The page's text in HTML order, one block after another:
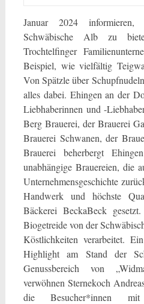
Januar 2024 informieren,
Schwäbische Alb zu
Trochtelfinger
Beispiel, wie vielfältig
Von Spätzle über
alles dabei. Ehingen an der
Liebhaberinnen und -
Berg Brauerei, der Brauerei
Brauerei Schwanen, der
Brauerei beherbergt
unabhängige Brauereien, die
Unternehmensgeschichte
Handwerk und höchste
Bäckerei BeckaBeck
Biogetreide von der
Köstlichkeiten verarbeitet.
Highlight am Stand der
Genussbereich von
verwöhnen Sternekoch
die Besucher*innen